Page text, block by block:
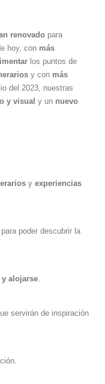
renovado para
hoy, con más
los puntos de
y con más
del 2023, nuestras
y visual y un nuevo
y experiencias
para poder descubrir la
alojarse
servirán de inspiración